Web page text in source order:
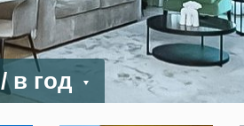
/ в год